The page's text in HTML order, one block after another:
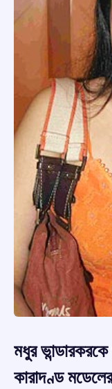
মধুর
কারাদণ্ড মডেলের